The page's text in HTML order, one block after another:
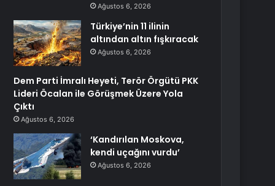
Ağustos 6, 2026
Türkiye’nin 11 ilinin
altından altın fışkıracak
Ağustos 6, 2026
Dem Parti İmralı Heyeti, Terör Örgütü PKK
Lideri Öcalan ile Görüşmek Üzere Yola
Çıktı
Ağustos 6, 2026
‘Kandırılan Moskova,
kendi uçağını vurdu’
Ağustos 6, 2026